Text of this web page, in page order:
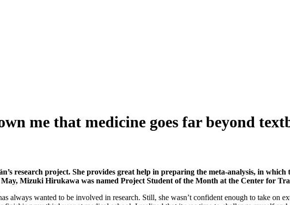
me that medicine goes far beyond
research project. She provides great help in preparing the meta-analysis, in which
Mizuki Hirukawa was named Project Student of the Month at the Center for
always wanted to be involved in research. Still, she wasn’t confident enough to take on